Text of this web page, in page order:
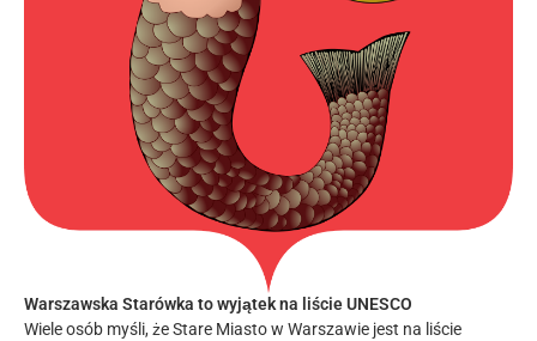
Warszawska Starówka to wyjątek na liście UNESCO
Wiele osób myśli, że Stare Miasto w Warszawie jest na liście